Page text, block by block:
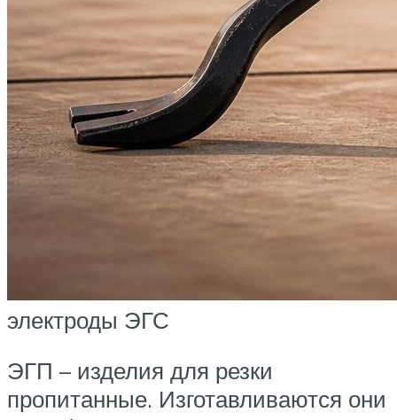
электроды ЭГС
ЭГП – изделия для резки
пропитанные. Изготавливаются они